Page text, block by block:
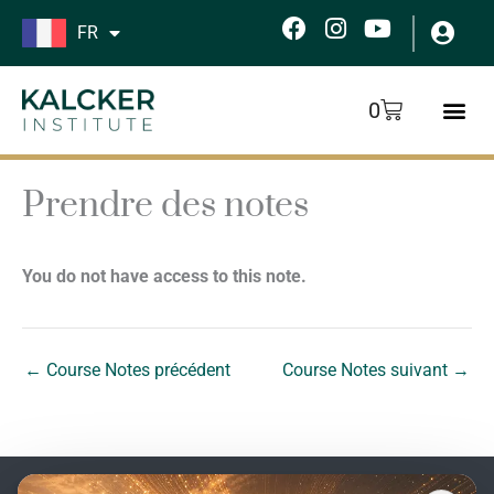
Aller
FR
F
c
o
k
I
s
g
Y
u
t
u
b
0
Panier
Prendre des notes
You do not have access to this note.
← Course Notes précédent Course Notes suivant →